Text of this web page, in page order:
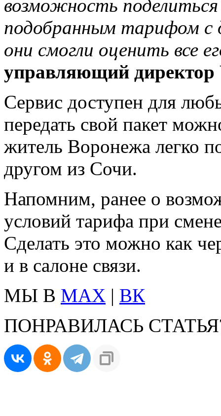
возможность
подобранным тарифом с
они смогли оценить все
управляющий директор
Сервис доступен для
передать свой пакет
житель Воронежа легко
другом из Сочи.
Напомним, ранее о
условий тарифа при
Сделать это можно как
и в салоне связи.
МЫ В MAX | ВК
ПОНРАВИЛАСЬ